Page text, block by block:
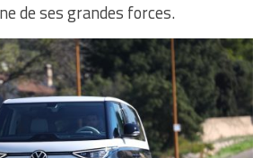
de ses grandes forces.